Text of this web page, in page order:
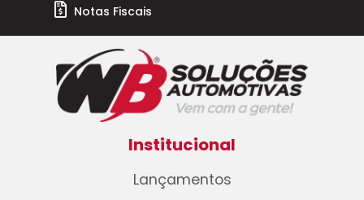
Notas Fiscais
Institucional
Lançamentos